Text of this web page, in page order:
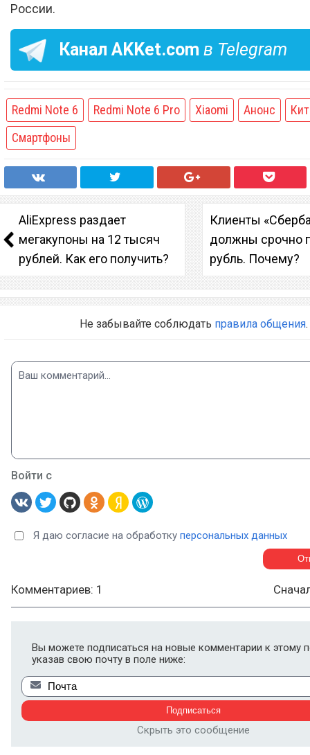
России.
Канал AKKet.com в Telegram
Redmi Note 6 Redmi Note 6 Pro Xiaomi Анонс
Смартфоны
AliExpress раздает
мегакупоны на 12 тысяч
рублей. Как его получить?
Клиенты
должны срочно
рубль. Почему?
Не забывайте соблюдать правила общения.
Войти с
Я даю согласие на обработку персональных данных
Комментариев: 1
Вы можете подписаться на новые комментарии к этому
указав свою почту в поле ниже:
Скрыть это сообщение